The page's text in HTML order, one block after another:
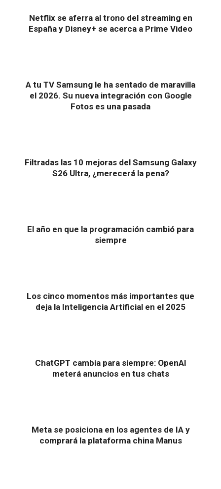
Netflix se aferra al trono del streaming en
España y Disney+ se acerca a Prime Video
A tu TV Samsung le ha sentado de maravilla
el 2026. Su nueva integración con Google
Fotos es una pasada
Filtradas las 10 mejoras del Samsung Galaxy
S26 Ultra, ¿merecerá la pena?
El año en que la programación cambió para
siempre
Los cinco momentos más importantes que
deja la Inteligencia Artificial en el 2025
ChatGPT cambia para siempre: OpenAI
meterá anuncios en tus chats
Meta se posiciona en los agentes de IA y
comprará la plataforma china Manus